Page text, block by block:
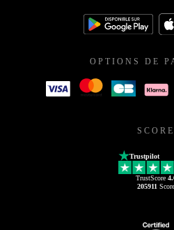
OPTIONS DE
SCORE
Trustpilot
TrustScore
205911 Score